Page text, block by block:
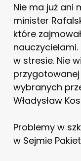
Nie ma już ani
minister
które
nauczycielami.
w stresie. Nie
wybranych
Władysław
Problemy w
w Sejmie